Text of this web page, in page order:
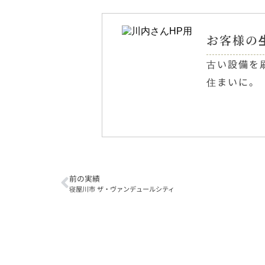
お客様の
古い設備を
住まいに。
前の実績
寝屋川市 ザ・ヴァンデュールシティ